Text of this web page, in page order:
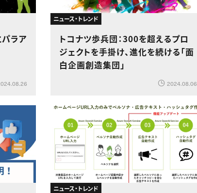
ラア
ニュース・トレンド
トコナツ歩兵団：300を超えるプロ
ジェクトを手掛け、進化を続ける「面
白企画創造集団」
2024.08.06
ニュース・トレンド